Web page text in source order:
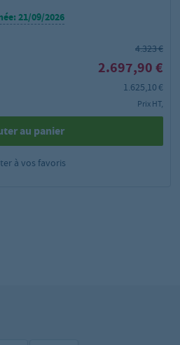
21/09/2026
4.323 €
2.697,90 €
1.625,10 €
Prix HT,
au panier
à vos favoris